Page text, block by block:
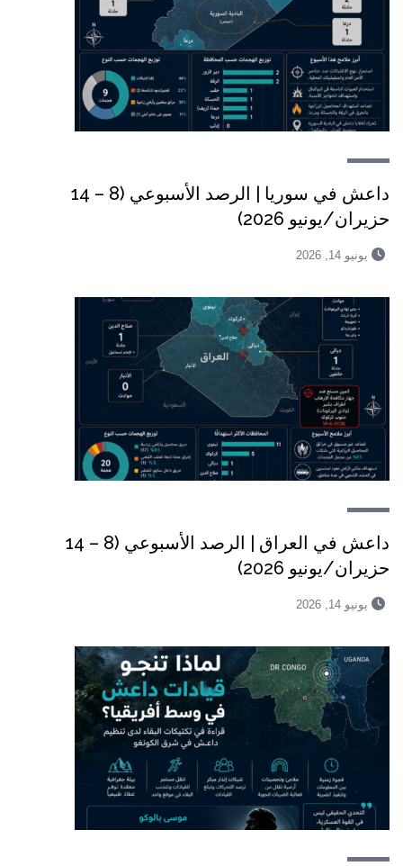
داعش في سوريا | الرصد الأسبوعي (8 – 14
حزيران/يونيو 2026)
يونيو 14, 2026
داعش في العراق | الرصد الأسبوعي (8 – 14
حزيران/يونيو 2026)
يونيو 14, 2026